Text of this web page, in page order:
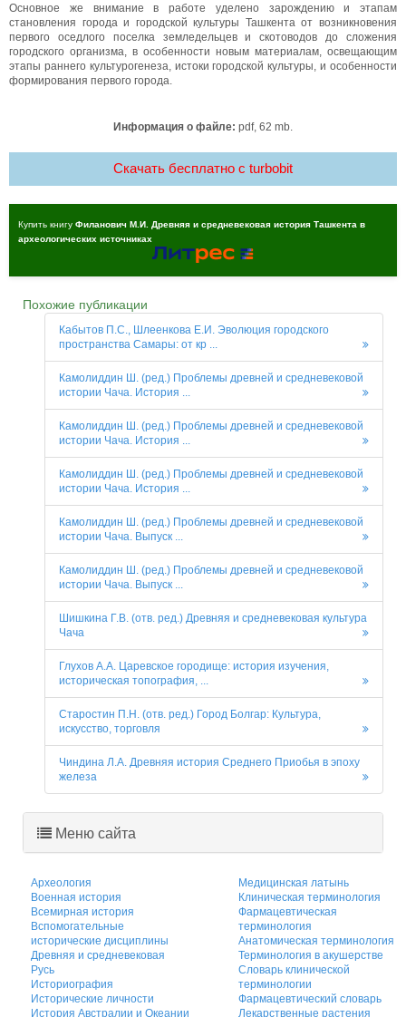
Основное же внимание в работе уделено зарождению и этапам
становления города и городской культуры Ташкента от возникновения
первого оседлого поселка земледельцев и скотоводов до сложения
городского организма, в особенности новым материалам, освещающим
этапы раннего культурогенеза, истоки городской культуры, и особенности
формирования первого города.
Информация о файле: pdf, 62 mb.
Скачать бесплатно c turbobit
Купить книгу Филанович М.И. Древняя и средневековая история Ташкента в
археологических источниках
Похожие публикации
Кабытов П.С., Шлеенкова Е.И. Эволюция городского
пространства Самары: от кр ...
Камолиддин Ш. (ред.) Проблемы древней и средневековой
истории Чача. История ...
Камолиддин Ш. (ред.) Проблемы древней и средневековой
истории Чача. История ...
Камолиддин Ш. (ред.) Проблемы древней и средневековой
истории Чача. История ...
Камолиддин Ш. (ред.) Проблемы древней и средневековой
истории Чача. Выпуск ...
Камолиддин Ш. (ред.) Проблемы древней и средневековой
истории Чача. Выпуск ...
Шишкина Г.В. (отв. ред.) Древняя и средневековая культура
Чача
Глухов А.А. Царевское городище: история изучения,
историческая топография, ...
Старостин П.Н. (отв. ред.) Город Болгар: Культура,
искусство, торговля
Чиндина Л.А. Древняя история Среднего Приобья в эпоху
железа
Меню сайта
Археология
Военная история
Всемирная история
Вспомогательные
исторические дисциплины
Древняя и средневековая
Русь
Историография
Исторические личности
История Австралии и Океании
Медицинская латынь
Клиническая терминология
Фармацевтическая
терминология
Анатомическая терминология
Терминология в акушерстве
Словарь клинической
терминологии
Фармацевтический словарь
Лекарственные растения